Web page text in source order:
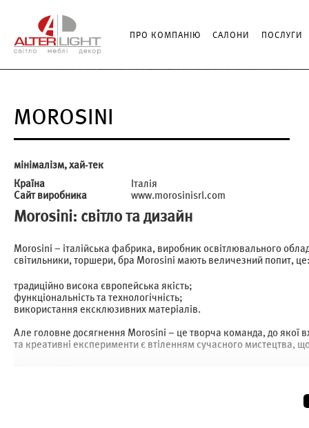
ПРО КОМПАНІЮ САЛОНИ ПОСЛУГИ
MOROSINI
мінімалізм, хай-тек
Країна
Італія
Сайт виробника
www.morosinisrl.com
Morosini: світло та дизайн
Morosini – італійська фабрика, виробник освітлювального
світильники, торшери, бра Morosini мають величезний попит,
традиційно висока європейська якість;
функціональність та технологічність;
використання ексклюзивних матеріалів.
Але головне досягнення Morosini – це творча команда, до якої
та креативні експерименти є втіленням сучасного мистецтва,
«Diamond» – футуристичні світильники та торшери Morosini.